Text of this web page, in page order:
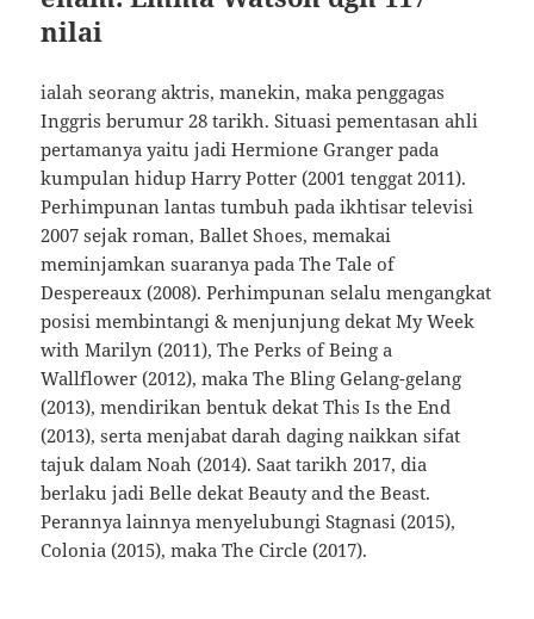
nilai
ialah seorang aktris, manekin, maka penggagas
Inggris berumur 28 tarikh. Situasi pementasan ahli
pertamanya yaitu jadi Hermione Granger pada
kumpulan hidup Harry Potter (2001 tenggat 2011).
Perhimpunan lantas tumbuh pada ikhtisar televisi
2007 sejak roman, Ballet Shoes, memakai
meminjamkan suaranya pada The Tale of
Despereaux (2008). Perhimpunan selalu mengangkat
posisi membintangi & menjunjung dekat My Week
with Marilyn (2011), The Perks of Being a
Wallflower (2012), maka The Bling Gelang-gelang
(2013), mendirikan bentuk dekat This Is the End
(2013), serta menjabat darah daging naikkan sifat
tajuk dalam Noah (2014). Saat tarikh 2017, dia
berlaku jadi Belle dekat Beauty and the Beast.
Perannya lainnya menyelubungi Stagnasi (2015),
Colonia (2015), maka The Circle (2017).